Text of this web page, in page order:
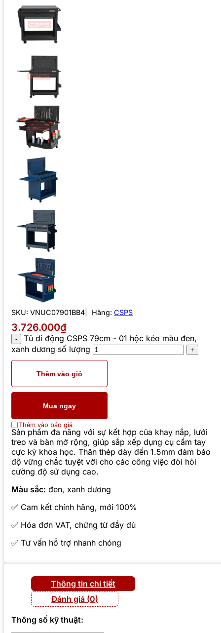
SKU: VNUC07901BB4 Hãng: CSPS
3.726.000₫
Tủ di động CSPS 79cm - 01 hộc kéo màu đen,
xanh dương số lượng
Thêm vào giỏ
Mua ngay
Thêm vào báo giá
Sản phẩm đa năng với sự kết hợp của khay nắp, lưới
treo và bàn mở rộng, giúp sắp xếp dụng cụ cầm tay
cực kỳ khoa học. Thân thép dày đến 1.5mm đảm bảo
độ vững chắc tuyệt vời cho các công việc đòi hỏi
cường độ sử dụng cao.
Màu sắc: đen, xanh dương
✅ Cam kết chính hãng, mới 100%
✅ Hóa đơn VAT, chứng từ đầy đủ
✅ Tư vấn hỗ trợ nhanh chóng
Thông tin chi tiết
Đánh giá (0)
Thông số kỹ thuật: